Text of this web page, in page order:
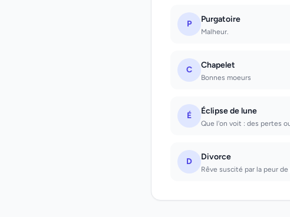
P Purgatoire
Malheur.
C Chapelet
Bonnes moeurs
É Éclipse de lune
Que l'on voit : des pertes
D Divorce
Rêve suscité par la peur